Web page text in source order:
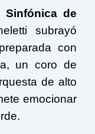
Sinfónica de
subrayó
con
un coro de
de alto
emocionar